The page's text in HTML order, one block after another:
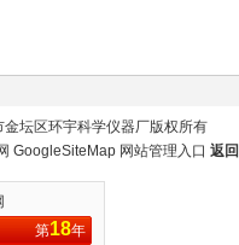
坛区环宇科学仪器厂版权所有
GoogleSiteMap 网站管理入口 返
第18年